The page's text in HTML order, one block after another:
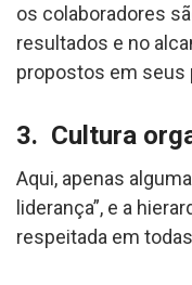
os colaboradores
resultados e no
propostos em seus
3. Cultura
Aqui, apenas
liderança”, e a
respeitada em